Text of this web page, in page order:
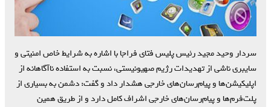
سردار وحید مجید رئیس پلیس فتای فراجا با اشاره به شرایط خاص امنیتی و
سایبری ناشی از تهدیدات رژیم صهیونیستی، نسبت به استفاده ناآگاهانه از
اپلیکیشن‌ها و پیام‌رسان‌های خارجی هشدار داد و گفت: دشمن به بسیاری از
پلت‌فرم‌ها و پیام‌رسان‌های خارجی اشراف کامل دارد و از طریق همین